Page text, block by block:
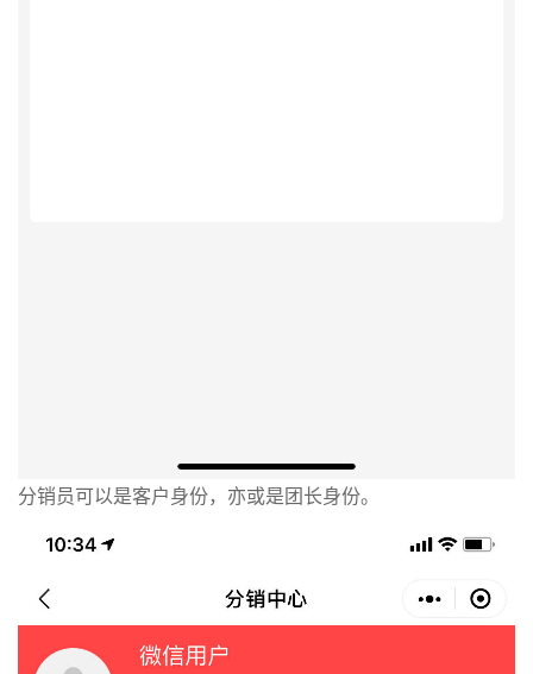
分销员可以是客户身份，亦或是团长身份。